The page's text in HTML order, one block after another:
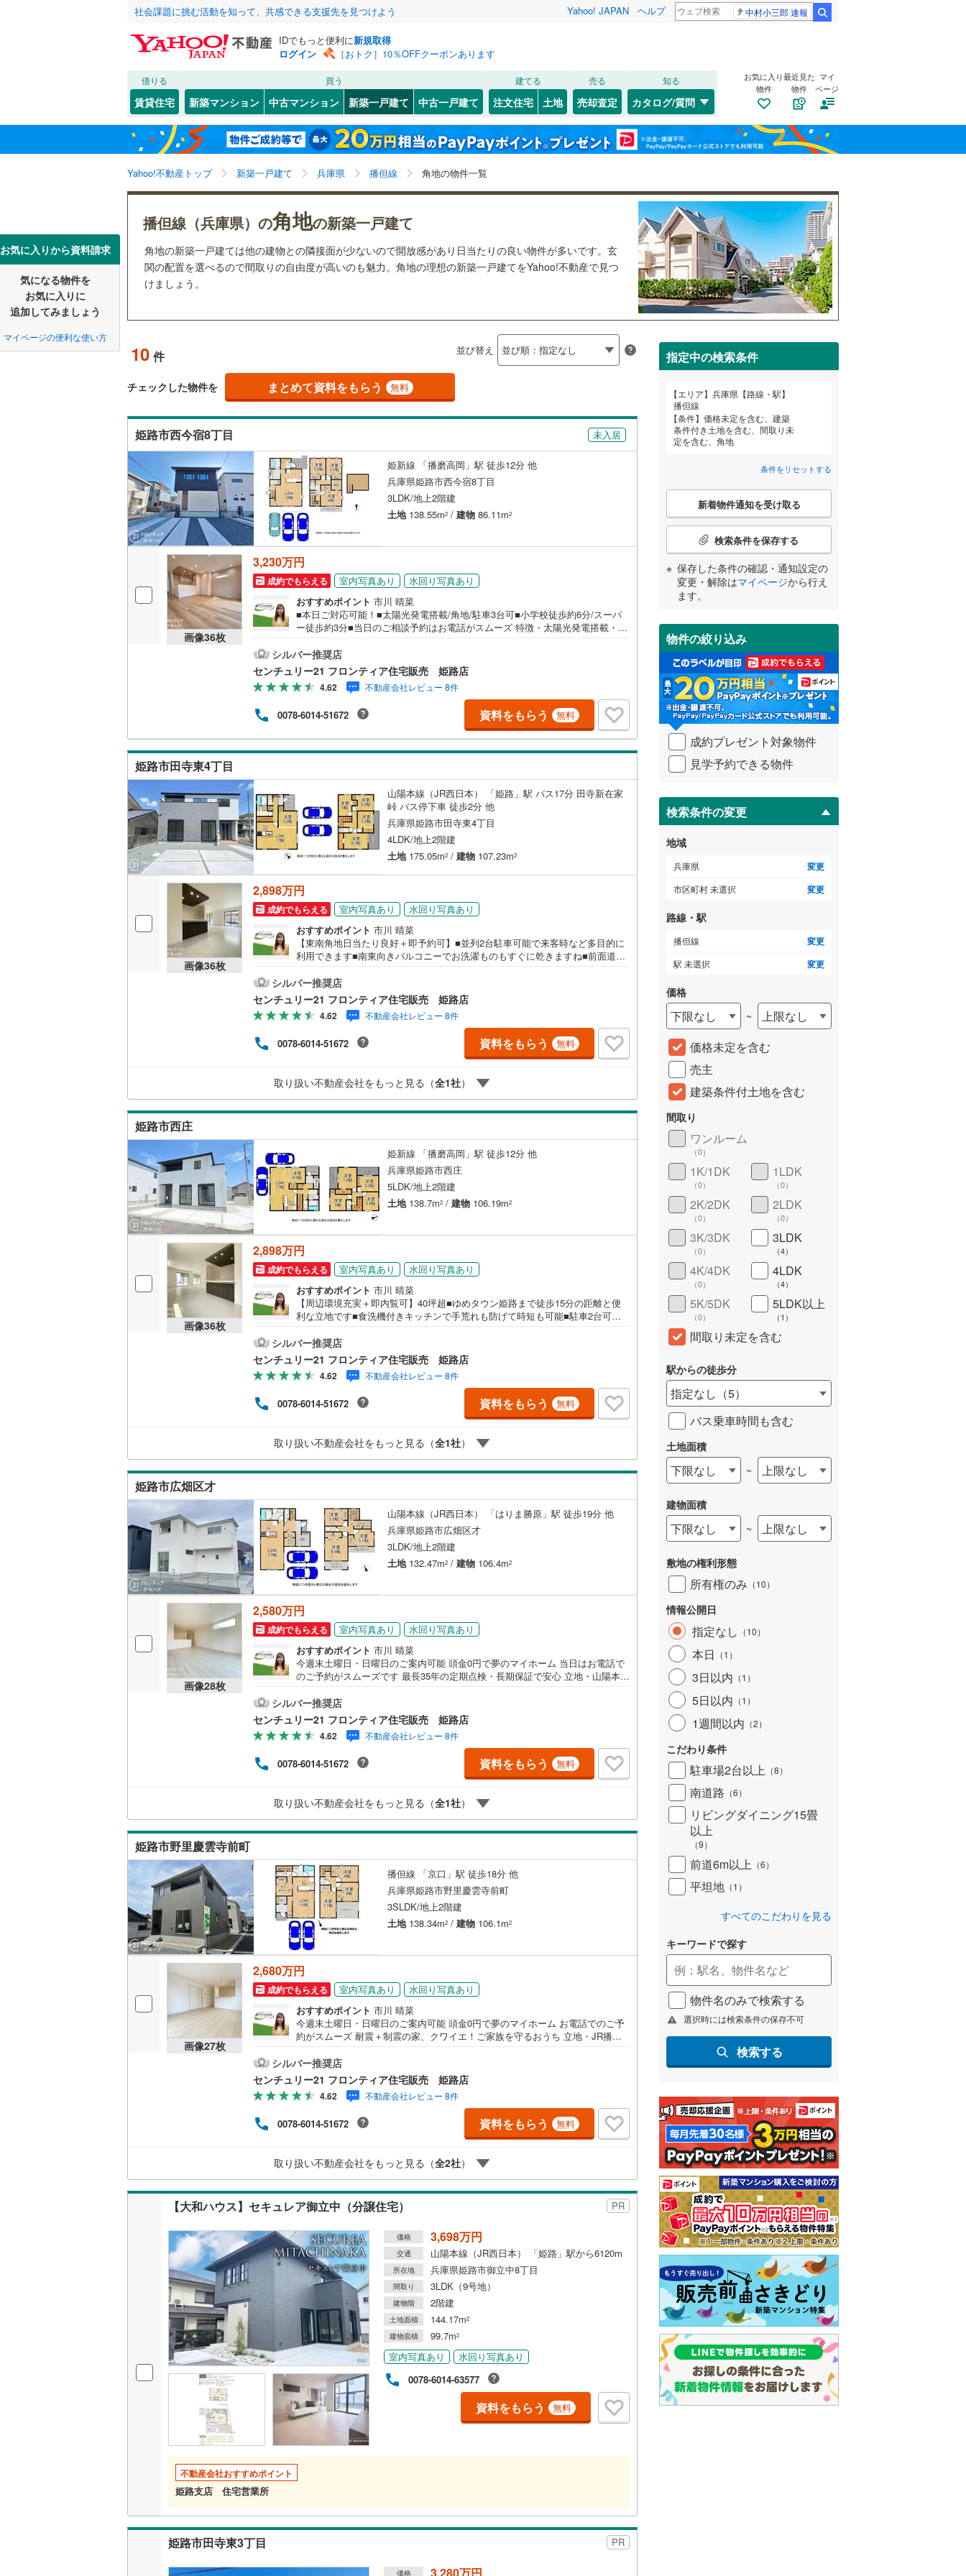
社会課題に挑む活動を知って、共感できる支援先を見つけよう Yahoo! JAPAN ヘルプ 中村小三郎 速報
IDでもっと便利に新規取得
ログイン
［おトク］10％OFFクーポンあります
借りる
賃貸住宅
買う
新築マンション 中古マンション 新築一戸建て 中古一戸建て
建てる
注文住宅 土地
売る
売却査定
知る
カタログ/質問
お気に入り
物件
最近見た
物件
マイ
ページ
Yahoo!不動産トップ 新築一戸建て 兵庫県 播但線 角地の物件一覧
お気に入りから資料請求
気になる物件を
お気に入りに
追加してみましょう
マイページの便利な使い方
播但線（兵庫県）の角地の新築一戸建て
角地の新築一戸建ては他の建物との隣接面が少ないので開放感があり日当たりの良い物件が多いです。玄
関の配置を選べるので間取りの自由度が高いのも魅力。角地の理想の新築一戸建てをYahoo!不動産で見つ
けましょう。
10 件 並び替え
チェックした物件を まとめて資料をもらう 無料
姫路市西今宿8丁目 未入居
姫新線 「播磨高岡」駅 徒歩12分 他
兵庫県姫路市西今宿8丁目
3LDK/地上2階建
土地138.55m2 / 建物 86.11m2
画像36枚
3,230万円
成約でもらえる 室内写真あり
水回り写真あり
おすすめポイント 市川 晴菜
■本日ご対応可能！■太陽光発電搭載/角地/駐車3台可■小学校徒歩約6分/スーパ
ー徒歩約3分■当日のご相談予約はお電話がスムーズ 特徴・太陽光発電搭載・駐
約6分（約480m）・高丘中学校まで徒歩約1分（約80m） 弊社について・セン
チュリー21グループ売上販売・契約件数 全国1位の実績（2023年時点・全国991
店舗中）・リフォームなどのご相談承ります！（カーポートの設置、間取りの
一部変更などご提案可能 ）・365日営業中！お客様のご都合に合わせてご案内
→現地/物件見学（約30分～）→ご希望条件のご相談（約30分～）→資金計画や
ローンのご相談（約30分～）→ご売却相談（約30分～）お気軽にお問い合わせ
シルバー推奨店
センチュリー21 フロンティア住宅販売 姫路店
4.62 不動産会社レビュー 8件
0078-6014-51672 資料をもらう 無料
姫路市田寺東4丁目
山陽本線（JR西日本） 「姫路」駅 バス17分 田寺新在家
峠 バス停下車 徒歩2分 他
兵庫県姫路市田寺東4丁目
4LDK/地上2階建
土地175.05m2 / 建物 107.23m2
画像36枚
2,898万円
成約でもらえる 室内写真あり
水回り写真あり
おすすめポイント 市川 晴菜
【東南角地日当たり良好＋即予約可】■並列2台駐車可能で来客時など多目的に
利用できます■南東向きバルコニーでお洗濯ものもすぐに乾きますね■前面道路
5の家です！・窓がたくさんあるので換気もバッチリです・来客用やシアタール
ームなど洋室を多目的に利用して頂けます・17帖のリビングと5.2帖の洋室の続
き間で広々とご利用いただけます・公園も近くにあるのでお子様も安心して遊
べますよ！・閑静な住宅街で街並みもスッキリしています 立地・安室東小学校
まで徒歩約18分・安室中学校まで徒歩約20分 弊社が選ばれる理由 1.お金の扱い
方のプロ、ファイナンシャルプランナーが資金計画をサポート2.買い替えなど
にも対応できる売却専門チームあり3.たくさんの銀行と繋がりがあるため、最
フォームも弊社のリフォームプランナーがご提案5.定期的にご連絡を繋ぎ、有
事の際に迅速にサポートいたします
シルバー推奨店
センチュリー21 フロンティア住宅販売 姫路店
4.62 不動産会社レビュー 8件
0078-6014-51672 資料をもらう 無料
取り扱い不動産会社をもっと見る（全1社）
姫路市西庄
姫新線 「播磨高岡」駅 徒歩12分 他
兵庫県姫路市西庄
5LDK/地上2階建
土地138.7m2 / 建物 106.19m2
画像36枚
2,898万円
成約でもらえる 室内写真あり
水回り写真あり
おすすめポイント 市川 晴菜
【周辺環境充実＋即内覧可】40坪超■ゆめタウン姫路まで徒歩15分の距離と便
利な立地です■食洗機付きキッチンで手荒れも防げて時短も可能■駐車2台可能
様子を見ながらお料理できます・収納が豊富なのでお部屋をすっきりと保てま
す・角地住戸のため開放感のあるおうちです 立地・姫路市立荒川小学校まで徒
歩約22分・姫路市立山陽中学校まで徒歩約30分 弊社が選ばれる理由 1.お金の扱
い方のプロ、ファイナンシャルプランナーが資金計画をサポート！2.買い替え
などにも対応できる売却専門チームあり！3.たくさんの銀行と繋がりがあるた
め、最も低金利になるように審査が可能！4.物件のお引渡し後に必要になった
お家のリフォームも弊社のリフォームプランナーがご提案！5.定期的にご連絡
ているため、より多くの知見がございます。お気軽にお問合せください！
シルバー推奨店
センチュリー21 フロンティア住宅販売 姫路店
4.62 不動産会社レビュー 8件
0078-6014-51672 資料をもらう 無料
取り扱い不動産会社をもっと見る（全1社）
姫路市広畑区才
山陽本線（JR西日本） 「はりま勝原」駅 徒歩19分 他
兵庫県姫路市広畑区才
3LDK/地上2階建
土地132.47m2 / 建物 106.4m2
画像28枚
2,580万円
成約でもらえる 室内写真あり
水回り写真あり
おすすめポイント 市川 晴菜
今週末土曜日・日曜日のご案内可能 頭金0円で夢のマイホーム 当日はお電話で
のご予約がスムーズです 最長35年の定期点検・長期保証で安心 立地・山陽本線
口」停歩8分（640m）・姫路市立八幡小学校歩25分（1940m）・姫路市夢前中
学校歩6分（470m） 特徴・住宅性能評価5分野7項目で最も高い等級取得を標準
化！最長35年の定期点検・長期保証で安心・物件ごとの特徴・駐車2台可/ファ
ミリークローゼット/カウンターキッチン/長期優良住宅 弊社が選ばれる理由 1.
お金の扱い方のプロ、ファイナンシャルプランナーが資金計画をサポート！2.
買い替えなどにも対応できる売却専門チームあり！3.たくさんの銀行と繋がり
があるため、最も低金利になるように審査が可能！弊社は専門家同士が連携を
シルバー推奨店
センチュリー21 フロンティア住宅販売 姫路店
4.62 不動産会社レビュー 8件
0078-6014-51672 資料をもらう 無料
取り扱い不動産会社をもっと見る（全1社）
姫路市野里慶雲寺前町
播但線 「京口」駅 徒歩18分 他
兵庫県姫路市野里慶雲寺前町
3SLDK/地上2階建
土地138.34m2 / 建物 106.1m2
画像27枚
2,680万円
成約でもらえる 室内写真あり
水回り写真あり
おすすめポイント 市川 晴菜
今週末土曜日・日曜日のご案内可能 頭金0円で夢のマイホーム お電話でのご予
約がスムーズ 耐震＋制震の家、クワイエ！ご家族を守るおうち 立地・JR播但
m）・野里小学校歩11分（819m）・城乾中学校歩27分（2123m） 特徴・耐震
＋制震の家、クワイエ！制震装置（SAFE365）で地震の揺れを抑え、耐震性能
を維持・対面式キッチン/LDK15帖/多目的スペース/全居室収納 弊社が選ばれる
理由 1.お金の扱い方のプロ、ファイナンシャルプランナーが資金計画をサポー
ト！2.買い替えなどにも対応できる売却専門チームあり！3.たくさんの銀行と繋
がりがあるため、最も低金利になるように審査が可能！4.物件のお引渡し後に
必要になったお家のリフォームも弊社のリフォームプランナーがご提案！5.定
が連携をとっているため、より多くの知見がございます。
シルバー推奨店
センチュリー21 フロンティア住宅販売 姫路店
4.62 不動産会社レビュー 8件
0078-6014-51672 資料をもらう 無料
取り扱い不動産会社をもっと見る（全2社）
【大和ハウス】セキュレア御立中（分譲住宅） PR
価格 3,698万円
交通 山陽本線（JR西日本） 「姫路」駅から6120m
所在地 兵庫県姫路市御立中8丁目
間取り 3LDK（9号地）
建物階 2階建
土地面積 144.17m2
建物面積 99.7m2
室内写真あり
水回り写真あり
0078-6014-63577
資料をもらう 無料
不動産会社おすすめポイント
姫路支店 住宅営業所
姫路市田寺東3丁目 PR
価格 3,280万円
指定中の検索条件
エリア
兵庫県【路線・駅】
播但線
条件
価格未定を含む、建築
条件付き土地を含む、間取り未
定を含む、角地
条件をリセットする
こ
検
条
件
受
け
取
る
・
条
件
を
イ
ペ
ジ
に
保
存
す
る
新着物件通知を受け取る
検索条件を保存する
保存した条件の確認・通知設定の
変更・解除はマイページから行え
ます。
物件の絞り込み
成約プレゼント対象物件
見学予約できる物件
検索条件の変更
地域
兵庫県 変更
市区町村 未選択 変更
路線・駅
播但線 変更
駅 未選択 変更
価格
下限なし ~
上限なし
価格未定を含む
売主
建築条件付土地を含む
間取り
ワンルーム
（0）
1K/1DK
（0）
1LDK
（0）
2K/2DK
（0）
2LDK
（0）
3K/3DK
（0）
3LDK
（4）
4K/4DK
（0）
4LDK
（4）
5K/5DK
（0）
5LDK以上
（1 ）
間取り未定を含む
駅からの徒歩分
指定なし （5）
バス乗車時間も含む
土地面積
下限なし ~ 上限なし
建物面積
下限なし ~ 上限なし
敷地の権利形態
所有権のみ （10）
情報公開日
指定なし （10）
本日 （1 ）
3日以内 （1 ）
5日以内 （1 ）
1週間以内 （2）
こだわり条件
駐車場2台以上 （8）
南道路 （6）
リビングダイニング15畳
以上
（9）
前道6m以上 （6）
平坦地 （1 ）
すべてのこだわりを見る
キーワードで探す
物件名のみで検索する
選択時には検索条件の保存不可
検索する
北海道 北海道
東北 青森 岩手 宮城 秋田 山形 福島
関東 東京 神奈川 埼玉
新潟
東海 愛知 岐阜 静岡 三重
近畿 和歌山
中国 鳥取 島根 岡山 広島 山口
高知
福岡 佐賀 長崎 鹿児島
該当物件0件 この条件で検索する 条件をリセットする
神戸市 東灘区(0) 灘区(0) 兵庫区(1)
長田区(5) 須磨区(6) 垂水区(13)
北区
20 ) 中央区
兵庫県のそのほ
かの地域
姫路市(23) 明石市(14)
西宮市(13) 洲本市(0) 芦屋市 (1)
伊丹市(13) 相生市( 0) 豊岡市(0)
西脇市(1)
小野市(0) 三田市(0)
加西市(0)
朝来市( 0 )
加東市(2)
たつの市( 2) 川辺郡猪名川町
加古郡稲美町(0) 神崎郡市川町(0)
神崎郡福崎町
神崎郡神河町 揖保郡太子町(4)
赤穂郡上郡町(0) 佐用郡佐用町(0) 美方郡香美町(0)
美方郡新温泉町(0)
該当物件0件 この条件で検索する 条件をリセットする
該当物件0件 この条件で検索する 条件をリセットする
JR 東海道本線（JR西日本）(17) 福知山線(25) 山陽本線（JR西日本）(
加古川線(5) 播但線(10) 姫新線(11)
赤穂線(1) 山陰本線(0) 東西線(3)
山陽新幹線(17)
神戸市営地下鉄西神・山手線
私鉄・その他 阪急神戸本線(17) 阪急今津線 (15) 阪急伊丹線(13)
阪急甲陽線 (5) 阪急宝塚本線(15) 阪神本線(16)
能勢電鉄妙見線(11)
山陽電鉄本線 ( 47) 山陽電鉄網干線(12)
神戸高速線（東西線） ( )
北条鉄道
該当物件0件 この条件で検索する 条件をリセットする
(3) (4) (0) (0) (0) (1) (1) (1) (0) (0) (0)
該当物件0件 この条件で検索する 条件をリセットする
こだわり条件 設備
床暖房（0） オール電化（2） トイレ２か所（9）
駐車場2台以上（8） ビルトインガレージ（0） 太陽光発電システム（1）
ＴＶモニタ付インターホン
（9）
防犯カメラ
配置、向き、建ち方、日当たり
前道6m以上（6） 角地（10） 南道路（6）
LD
（9）
（4）
（6）
住宅性能評価付き （5）
長期優良住宅（1
大規模（総区画数50戸以上）
立地
最寄りの駅が始発駅 小学校まで1km以内（ 2）
間取り、居室全体
吹き抜け（0） バリアフリー住宅（4） 間取り変更可能
二世帯向け（0 3階建て以上（0）
サービスルーム（納戸）（0）
キッチン
独立型キッチン（0） 対面キッチン（9）
浴室
浴室乾燥機あり（8）
バルコニー、庭
ウッドデッキあり（0）
収納
ウォークインクローゼット
）
床下収納（8）
販売、価格、契約、入居関連など
即入居可能 ）
オンライン内見(相談)可（0） IT重説可
該当物件0件 この条件で検索する 条件をリセットする
検索条件を保存しました
この検索条件の新着物件通知は、 マイページから設定できます。
保存した条件を見る
兵庫県、播但線、価格未定を含む、建築条件付き土地を
含む、間取り未定を含む、角地
検索条件を保存する
閉じる お気に入りリストを見る
閉じる
閉じる お気に入りリストを見る
閉じる